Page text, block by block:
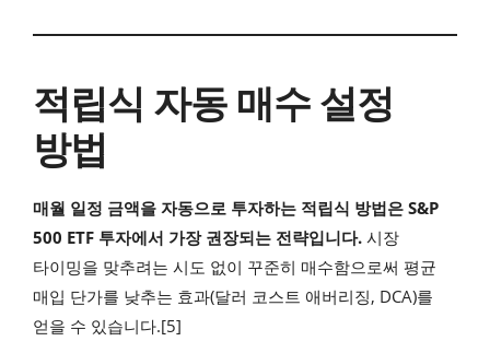
적립식 자동 매수 설정
방법
매월 일정 금액을 자동으로 투자하는 적립식 방법은 S&P
500 ETF 투자에서 가장 권장되는 전략입니다. 시장
타이밍을 맞추려는 시도 없이 꾸준히 매수함으로써 평균
매입 단가를 낮추는 효과(달러 코스트 애버리징, DCA)를
얻을 수 있습니다.[5]